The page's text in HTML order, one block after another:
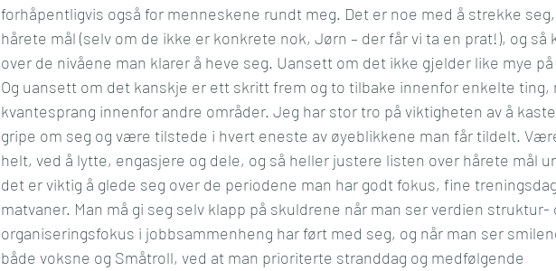
forhåpentligvis også for menneskene rundt meg. Det er noe med å strekke
hårete mål (selv om de ikke er konkrete nok, Jørn – der får vi ta en prat!), og så
over de nivåene man klarer å heve seg. Uansett om det ikke gjelder like mye
Og uansett om det kanskje er ett skritt frem og to tilbake innenfor enkelte ting,
kvantesprang innenfor andre områder. Jeg har stor tro på viktigheten av å
gripe om seg og være tilstede i hvert eneste av øyeblikkene man får tildelt.
helt, ved å lytte, engasjere og dele, og så heller justere listen over hårete mål
det er viktig å glede seg over de periodene man har godt fokus, fine
matvaner. Man må gi seg selv klapp på skuldrene når man ser verdien struktur-
organiseringsfokus i jobbsammenheng har ført med seg, og når man ser
både voksne og Småtroll, ved at man prioriterte stranddag og medfølgende